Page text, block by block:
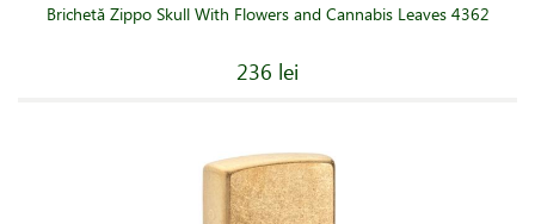
Brichetă Zippo Skull With Flowers and Cannabis Leaves 4362
236 lei